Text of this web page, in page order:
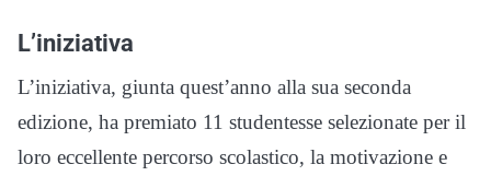
L’iniziativa
L’iniziativa, giunta quest’anno alla sua seconda
edizione, ha premiato 11 studentesse selezionate per il
loro eccellente percorso scolastico, la motivazione e